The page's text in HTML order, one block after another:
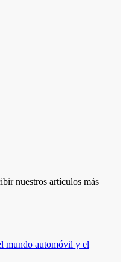
nuestros artículos más